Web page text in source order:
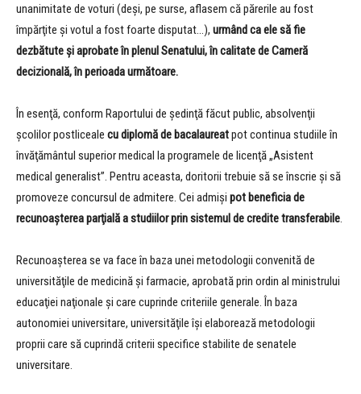
unanimitate de voturi (deşi, pe surse, aflasem că părerile au fost
împărţite şi votul a fost foarte disputat…), urmând ca ele să fie
dezbătute şi aprobate în plenul Senatului, în calitate de Cameră
decizională, în perioada următoare.
În esenţă, conform Raportului de şedinţă făcut public, absolvenţii
şcolilor postliceale cu diplomă de bacalaureatpot continua studiile în
învăţământul superior medical la programele de licenţă „Asistent
medical generalist”. Pentru aceasta, doritorii trebuie să se înscrie şi să
promoveze concursul de admitere. Cei admişi pot beneficia de
recunoaşterea parţială a studiilor prin sistemul de credite transferabile.
Recunoaşterea se va face în baza unei metodologii convenită de
universităţile de medicină şi farmacie, aprobată prin ordin al ministrului
educaţiei naţionale şi care cuprinde criteriile generale. În baza
autonomiei universitare, universităţile îşi elaborează metodologii
proprii care să cuprindă criterii specifice stabilite de senatele
universitare.